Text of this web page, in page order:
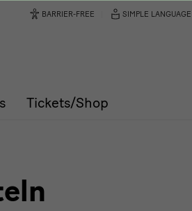
Tickets/Shop
BARRIER-FREE SIMPLE LANGUAGE